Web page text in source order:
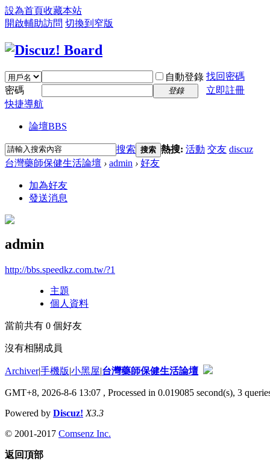
設為首頁收藏本站
開啟輔助訪問 切換到窄版
自動登錄 找回密碼
密碼
登錄
立即註冊
快捷導航
論壇BBS
搜索 搜索 熱搜: 活動 交友 discuz
台灣藥師保健生活論壇 › admin › 好友
加為好友
發送消息
admin
http://bbs.speedkz.com.tw/?1
主題
個人資料
當前共有 0 個好友
沒有相關成員
Archiver|手機版|小黑屋|台灣藥師保健生活論壇
GMT+8, 2026-8-6 13:07 , Processed in 0.019085 second(s), 3
Powered by Discuz! X3.3
© 2001-2017 Comsenz Inc.
返回頂部